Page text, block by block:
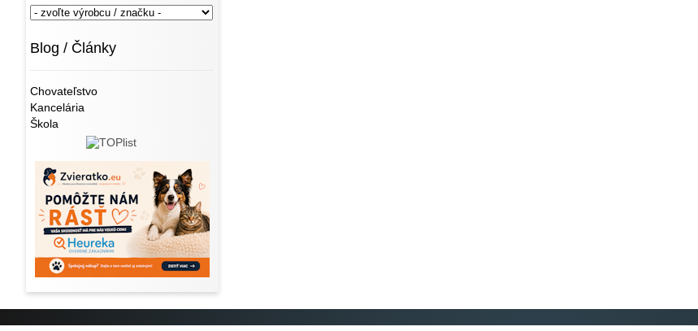
Blog / Články
Chovateľstvo
Kancelária
Škola